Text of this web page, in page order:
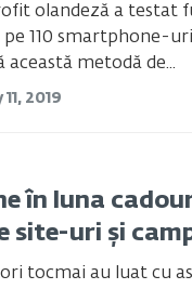
olandeză a testat
110 smartphone-
metodă de...
2019
în luna
site-uri și
tocmai au luat cu